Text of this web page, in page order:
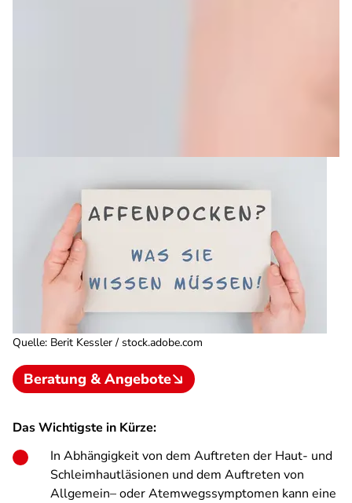
Quelle: Berit Kessler / stock.adobe.com
Beratung & Angebote
Das Wichtigste in Kürze:
In Abhängigkeit von dem Auftreten der Haut- und
Schleimhautläsionen und dem Auftreten von
Allgemein– oder Atemwegssymptomen kann eine